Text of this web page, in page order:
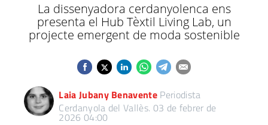
La dissenyadora cerdanyolenca ens
presenta el Hub Tèxtil Living Lab, un
projecte emergent de moda sostenible
Laia Jubany Benavente Periodista
Cerdanyola del Vallès. 03 de febrer de
2026 04:00